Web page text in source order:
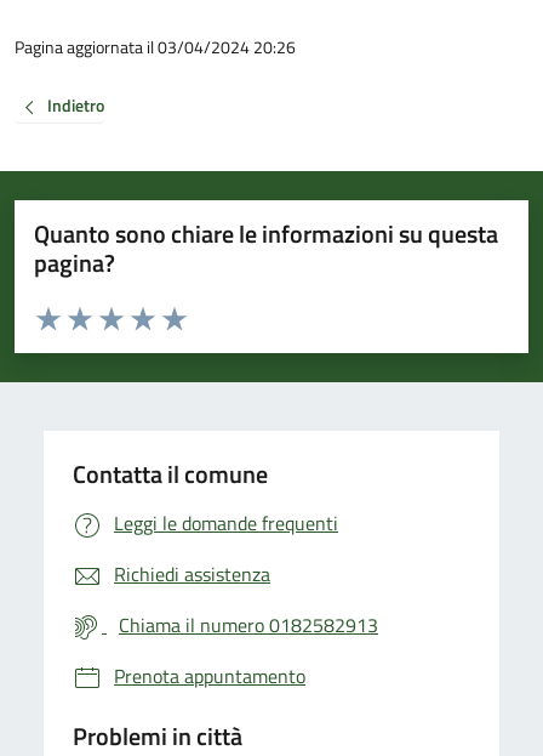
Pagina aggiornata il 03/04/2024 20:26
Indietro
Quanto sono chiare le informazioni su questa
pagina?
Valuta da 1 a 5 stelle la pagina
Valuta 5 stelle su 5
Valuta 4 stelle su 5
Valuta 3 stelle su 5
Valuta 2 stelle su 5
Valuta 1 stelle su 5
Contatta il comune
Leggi le domande frequenti
Richiedi assistenza
Chiama il numero 0182582913
Prenota appuntamento
Problemi in città